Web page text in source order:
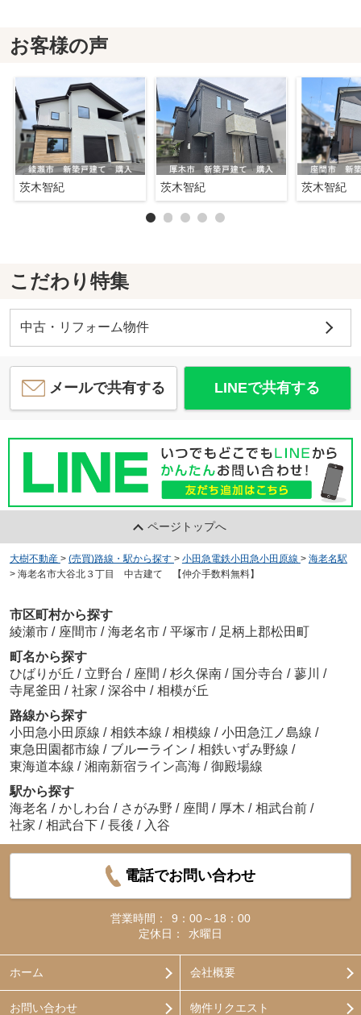
お客様の声
茨木智紀 茨木智紀 茨木智紀
こだわり特集
中古・リフォーム物件
メールで共有する LINEで共有する
ページトップへ
大樹不動産 > (売買)路線・駅から探す > 小田急電鉄小田急小田原線 > 海老名駅
> 海老名市大谷北３丁目 中古建て 【仲介手数料無料】
市区町村から探す
綾瀬市 / 座間市 / 海老名市 / 平塚市 / 足柄上郡松田町
町名から探す
ひばりが丘 / 立野台 / 座間 / 杉久保南 / 国分寺台 / 蓼川 /
寺尾釜田 / 社家 / 深谷中 / 相模が丘
路線から探す
小田急小田原線 / 相鉄本線 / 相模線 / 小田急江ノ島線 /
東急田園都市線 / ブルーライン / 相鉄いずみ野線 /
東海道本線 / 湘南新宿ライン高海 / 御殿場線
駅から探す
海老名 / かしわ台 / さがみ野 / 座間 / 厚木 / 相武台前 /
社家 / 相武台下 / 長後 / 入谷
電話でお問い合わせ
営業時間：
9：00～18：00
定休日：
水曜日
ホーム 会社概要
お問い合わせ 物件リクエスト